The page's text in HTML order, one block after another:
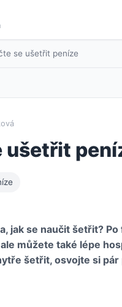
se ušetřit peníze
ušetřit
jak se naučit šetřit?
můžete také lépe
šetřit, osvojte si pár